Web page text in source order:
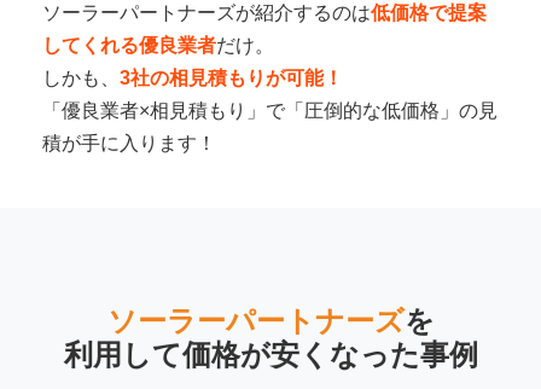
ソーラーパートナーズが紹介するのは低価格で提案
してくれる優良業者だけ。
しかも、 3社の相見積もりが可能！
「優良業者×相見積もり」で「圧倒的な低価格」の見
積が手に入ります！
ソーラーパートナーズを
利用して価格が安くなった事例